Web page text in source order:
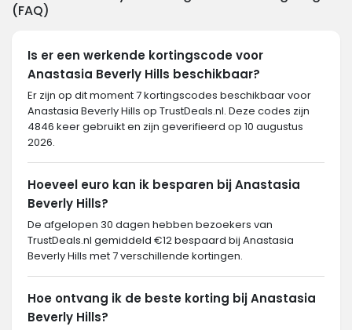
(FAQ)
Is er een werkende kortingscode voor
Anastasia Beverly Hills beschikbaar?
Er zijn op dit moment 7 kortingscodes beschikbaar voor
Anastasia Beverly Hills op TrustDeals.nl. Deze codes zijn
4846 keer gebruikt en zijn geverifieerd op 10 augustus
2026.
Hoeveel euro kan ik besparen bij Anastasia
Beverly Hills?
De afgelopen 30 dagen hebben bezoekers van
TrustDeals.nl gemiddeld €12 bespaard bij Anastasia
Beverly Hills met 7 verschillende kortingen.
Hoe ontvang ik de beste korting bij Anastasia
Beverly Hills?